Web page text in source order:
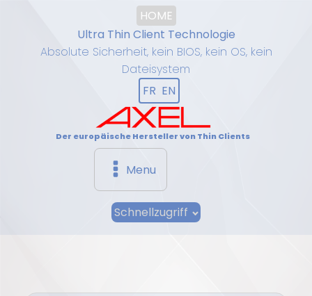
HOME
Ultra Thin Client Technologie
Absolute Sicherheit, kein BIOS, kein OS, kein
Dateisystem
FR EN
Der europäische Hersteller von Thin Clients
Menu
Schnellzugriff